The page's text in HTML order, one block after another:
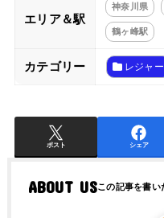
エリア＆駅
神奈川県
鶴ヶ峰駅
カテゴリー レジャー
ポスト シェア
ABOUT US